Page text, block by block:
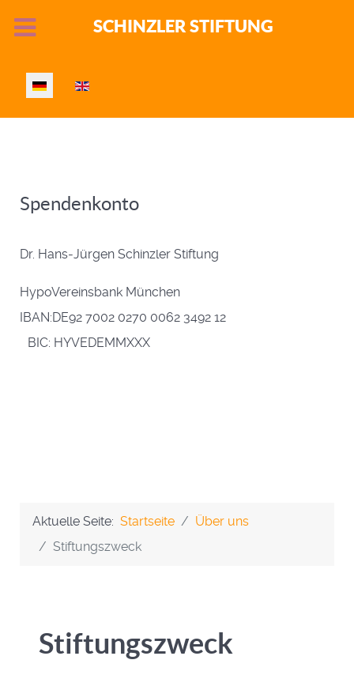
SCHINZLER STIFTUNG
Sprache auswählen
Spendenkonto
Dr. Hans‑Jürgen Schinzler Stiftung
HypoVereinsbank München
IBAN:DE92 7002 0270 0062 3492 12
BIC: HYVEDEMMXXX
Aktuelle Seite: Startseite
Über uns
Stiftungszweck
Stiftungszweck